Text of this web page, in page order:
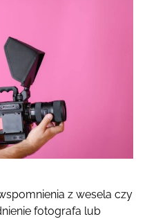
z wesela czy
fotografa lub